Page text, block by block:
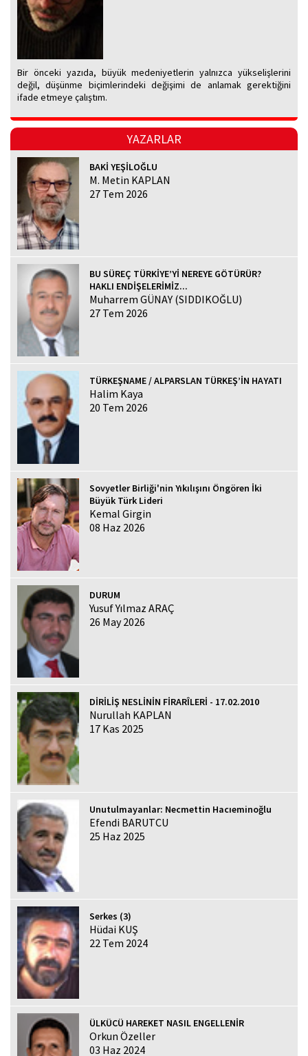
Bir önceki yazıda, büyük medeniyetlerin yalnızca yükselişlerini
değil, düşünme biçimlerindeki değişimi de anlamak gerektiğini
ifade etmeye çalıştım.
YAZARLAR
BAKİ YEŞİLOĞLU
M. Metin KAPLAN
27 Tem 2026
BU SÜREÇ TÜRKİYE’Yİ NEREYE GÖTÜRÜR?
HAKLI ENDİŞELERİMİZ...
Muharrem GÜNAY (SIDDIKOĞLU)
27 Tem 2026
TÜRKEŞNAME / ALPARSLAN TÜRKEŞ’İN HAYATI
Halim Kaya
20 Tem 2026
Sovyetler Birliği'nin Yıkılışını Öngören İki
Büyük Türk Lideri
Kemal Girgin
08 Haz 2026
DURUM
Yusuf Yılmaz ARAÇ
26 May 2026
DİRİLİŞ NESLİNİN FİRARÎLERİ - 17.02.2010
Nurullah KAPLAN
17 Kas 2025
Unutulmayanlar: Necmettin Hacıeminoğlu
Efendi BARUTCU
25 Haz 2025
Serkes (3)
Hüdai KUŞ
22 Tem 2024
ÜLKÜCÜ HAREKET NASIL ENGELLENİR
Orkun Özeller
03 Haz 2024